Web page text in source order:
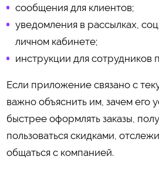
сообщения для клиентов;
уведомления в рассылках,
личном кабинете;
инструкции для сотрудников
Если приложение связано с
важно объяснить им, зачем его
быстрее оформлять заказы,
пользоваться скидками,
общаться с компанией.